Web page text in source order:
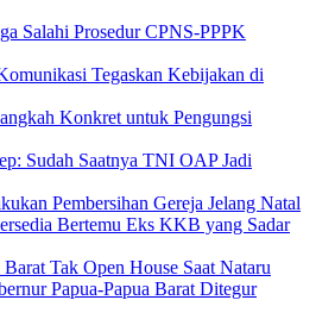
Salahi Prosedur CPNS-PPPK
Tegaskan Kebijakan di
Konkret untuk Pengungsi
Sudah Saatnya TNI OAP Jadi
Pembersihan Gereja Jelang Natal
Bertemu Eks KKB yang Sadar
Tak Open House Saat Nataru
Papua-Papua Barat Ditegur